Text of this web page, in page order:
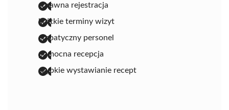
sprawna rejestracja
krótkie terminy wizyt
empatyczny personel
pomocna recepcja
szybkie wystawianie recept